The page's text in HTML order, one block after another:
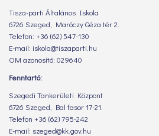
Tisza-parti Általános Iskola
6726 Szeged, Maróczy Géza tér 2.
Telefon: +36 (62) 547-130
E-mail: iskola@tiszaparti.hu
OM azonosító: 029640
Fenntartó:
Szegedi Tankerületi Központ
6726 Szeged, Bal fasor 17-21.
Telefon +36 (62) 795-242
E-mail: szeged@kk.gov.hu